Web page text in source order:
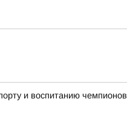
и воспитанию чемпионов